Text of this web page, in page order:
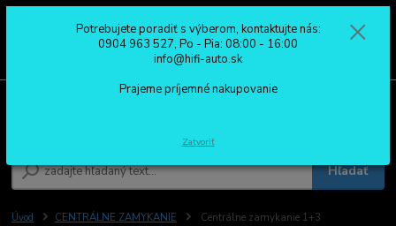
Hľadať
0904 963 527
Po - Pia: 08:00 - 16:00
Úvod CENTRÁLNE ZAMYKANIE Centrálne zamykanie 1+3
Potrebujete poradiť s výberom, kontaktujte nás:
0904 963 527, Po - Pia: 08:00 - 16:00
info@hifi-auto.sk
Prajeme príjemné nakupovanie
Zatvoriť